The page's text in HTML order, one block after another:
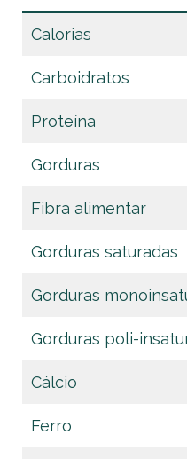
Calorias
Carboidratos
Proteína
Gorduras
Fibra alimentar
Gorduras saturadas
Gorduras
Gorduras poli-
Cálcio
Ferro